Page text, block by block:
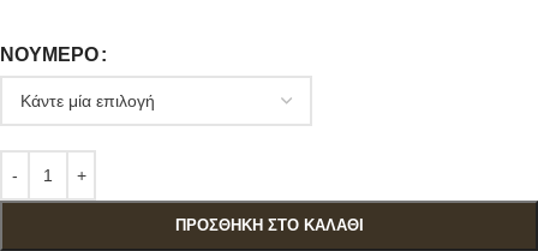
ΝΟΎΜΕΡΟ
ΠΡΟΣΘΉΚΗ ΣΤΟ ΚΑΛΆΘΙ